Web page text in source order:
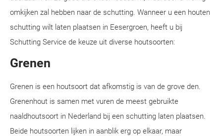
omkijken zal hebben naar de schutting. Wanneer u een houten
schutting wilt laten plaatsen in Eesergroen, heeft u bij
Schutting Service de keuze uit diverse houtsoorten:
Grenen
Grenen is een houtsoort dat afkomstig is van de grove den.
Grenenhout is samen met vuren de meest gebruikte
naaldhoutsoort in Nederland bij een schutting laten plaatsen.
Beide houtsoorten lijken in aanblik erg op elkaar, maar